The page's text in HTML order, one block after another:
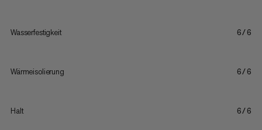
Wasserfestigkeit 6/6
Wärmeisolierung 6/6
Halt 6/6